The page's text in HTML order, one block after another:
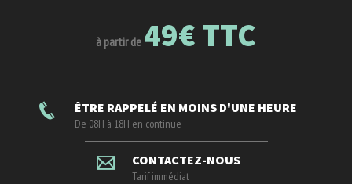
à partir de 49€ TTC
ÊTRE RAPPELÉ EN MOINS D'UNE HEURE
De 08H à 18H en continue
CONTACTEZ-NOUS
Tarif immédiat